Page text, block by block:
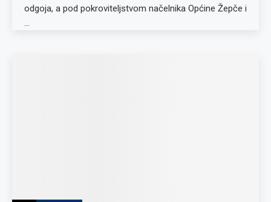
odgoja, a pod pokroviteljstvom načelnika Općine Žepče i
…